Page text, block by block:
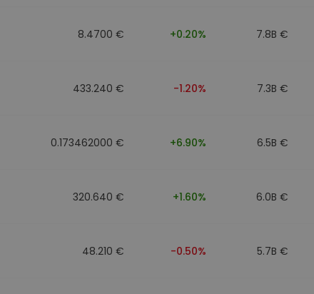
8.4700 € +0.20% 7.8B €
433.240 € -1.20% 7.3B €
0.173462000 € +6.90% 6.5B €
320.640 € +1.60% 6.0B €
48.210 € -0.50% 5.7B €